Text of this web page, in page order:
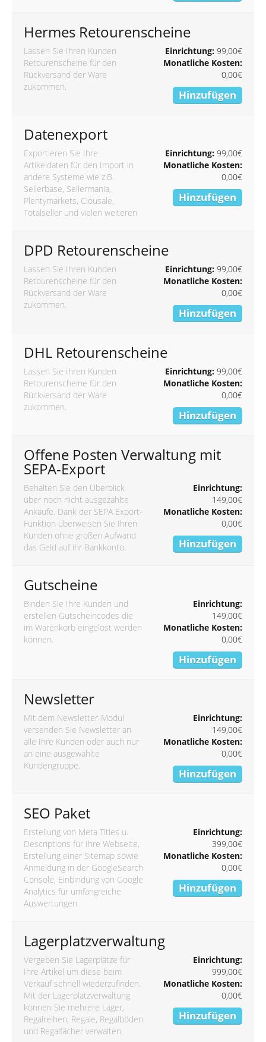
Hermes Retourenscheine
Lassen Sie Ihren Kunden
Retourenscheine für den
Rückversand der Ware
zukommen.
Einrichtung:99,00€
Monatliche Kosten:
0,00€
Hinzufügen
Datenexport
Exportieren Sie Ihre
Artikeldaten für den Import in
andere Systeme wie z.B.
Sellerbase, Sellermania,
Plentymarkets, Clousale,
Totalseller und vielen weiteren
Einrichtung:99,00€
Monatliche Kosten:
0,00€
Hinzufügen
DPD Retourenscheine
Lassen Sie Ihren Kunden
Retourenscheine für den
Rückversand der Ware
zukommen.
Einrichtung:99,00€
Monatliche Kosten:
0,00€
Hinzufügen
DHL Retourenscheine
Lassen Sie Ihren Kunden
Retourenscheine für den
Rückversand der Ware
zukommen.
Einrichtung:99,00€
Monatliche Kosten:
0,00€
Hinzufügen
Offene Posten Verwaltung mit
SEPA-Export
Behalten Sie den Überblick
über noch nicht ausgezahlte
Ankäufe. Dank der SEPA Export-
Funktion überweisen Sie Ihren
Kunden ohne großen Aufwand
das Geld auf ihr Bankkonto.
Einrichtung:
149,00€
Monatliche Kosten:
0,00€
Hinzufügen
Gutscheine
Binden Sie Ihre Kunden und
erstellen Gutscheincodes die
im Warenkorb eingelöst werden
können.
Einrichtung:
149,00€
Monatliche Kosten:
0,00€
Hinzufügen
Newsletter
Mit dem Newsletter-Modul
versenden Sie Newsletter an
alle Ihre Kunden oder auch nur
an eine ausgewählte
Kundengruppe.
Einrichtung:
149,00€
Monatliche Kosten:
0,00€
Hinzufügen
SEO Paket
Erstellung von Meta Titles u.
Descriptions für Ihre Webseite,
Erstellung einer Sitemap sowie
Anmeldung in der GoogleSearch
Console, Einbindung von Google
Analytics für umfangreiche
Auswertungen
Einrichtung:
399,00€
Monatliche Kosten:
0,00€
Hinzufügen
Lagerplatzverwaltung
Vergeben Sie Lagerplätze für
Ihre Artikel um diese beim
Verkauf schnell wiederzufinden.
Mit der Lagerplatzverwaltung
können Sie mehrere Lager,
Regalreihen, Regale, Regalböden
und Regalfächer verwalten.
Einrichtung:
999,00€
Monatliche Kosten:
0,00€
Hinzufügen